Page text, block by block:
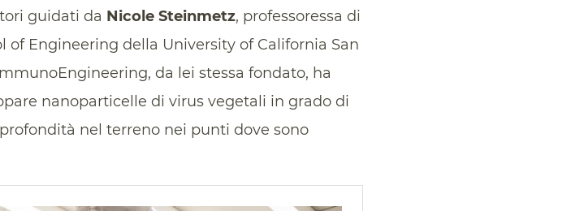
guidati da Nicole Steinmetz, professoressa di
of Engineering della University of California San
da lei stessa fondato, ha
nanoparticelle di virus vegetali in grado di
nel terreno nei punti dove sono